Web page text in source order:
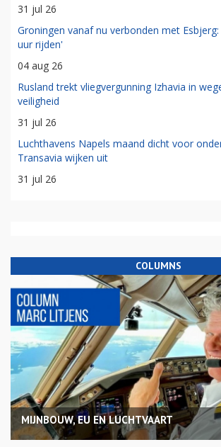
31 jul 26
Groningen vanaf nu verbonden met
uur rijden'
04 aug 26
Rusland trekt vliegvergunning Izhavia in
veiligheid
31 jul 26
Luchthavens Napels maand dicht voor
Transavia wijken uit
31 jul 26
COLUMNS
MIJNBOUW, EU EN LUCHTVAART